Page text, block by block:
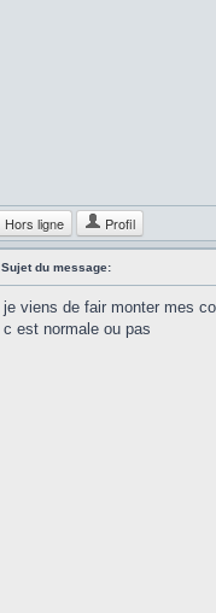
Hors ligne Profil
Sujet du message:
je viens de fair monter mes
c est normale ou pas